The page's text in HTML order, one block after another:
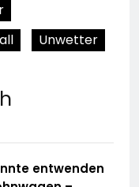
Unwetter
entwenden